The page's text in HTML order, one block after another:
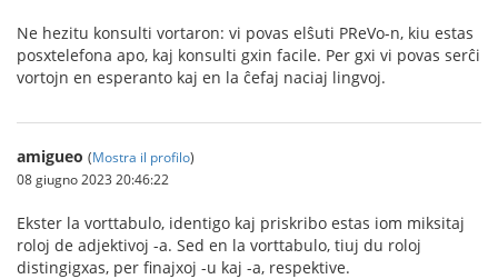
Ne hezitu konsulti vortaron: vi povas elŝuti PReVo-n, kiu estas
posxtelefona apo, kaj konsulti gxin facile. Per gxi vi povas serĉi
vortojn en esperanto kaj en la ĉefaj naciaj lingvoj.
amigueo (Mostra il profilo)
08 giugno 2023 20:46:22
Ekster la vorttabulo, identigo kaj priskribo estas iom miksitaj
roloj de adjektivoj -a. Sed en la vorttabulo, tiuj du roloj
distingigxas, per finajxoj -u kaj -a, respektive.